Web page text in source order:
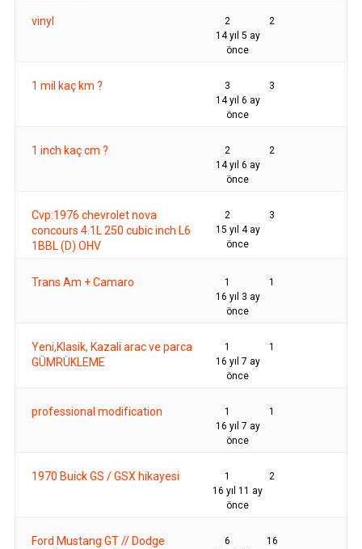
vinyl 2
2
14 yıl 5 ay
önce
1 mil kaç km ? 3
3
14 yıl 6 ay
önce
1 inch kaç cm ? 2
2
14 yıl 6 ay
önce
Cvp:1976 chevrolet nova
concours 4.1L 250 cubic inch L6
1BBL (D) OHV
2
3
15 yıl 4 ay
önce
Trans Am + Camaro 1
1
16 yıl 3 ay
önce
Yeni,Klasik, Kazali arac ve parca
GÜMRÜKLEME
1
1
16 yıl 7 ay
önce
professional modification 1
1
16 yıl 7 ay
önce
1970 Buick GS / GSX hikayesi 1
2
16 yıl 11 ay
önce
Ford Mustang GT // Dodge
6
16